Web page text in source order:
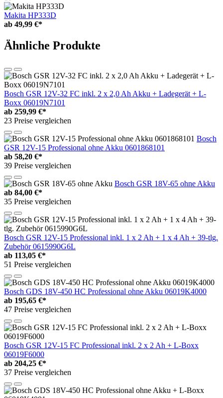
Makita HP333D
ab 49,99 €*
Ähnliche Produkte
Bosch GSR 12V-32 FC inkl. 2 x 2,0 Ah Akku + Ladegerät + L-
Boxx 06019N7101
ab 259,99 €*
23 Preise vergleichen
Bosch
GSR 12V-15 Professional ohne Akku 0601868101
ab 58,20 €*
39 Preise vergleichen
Bosch GSR 18V-65 ohne Akku
ab 84,00 €*
35 Preise vergleichen
Bosch GSR 12V-15 Professional inkl. 1 x 2 Ah + 1 x 4 Ah + 39-tlg.
Zubehör 0615990G6L
ab 113,05 €*
51 Preise vergleichen
Bosch GDS 18V-450 HC Professional ohne Akku 06019K4000
ab 195,65 €*
47 Preise vergleichen
Bosch GSR 12V-15 FC Professional inkl. 2 x 2 Ah + L-Boxx
06019F6000
ab 204,25 €*
37 Preise vergleichen